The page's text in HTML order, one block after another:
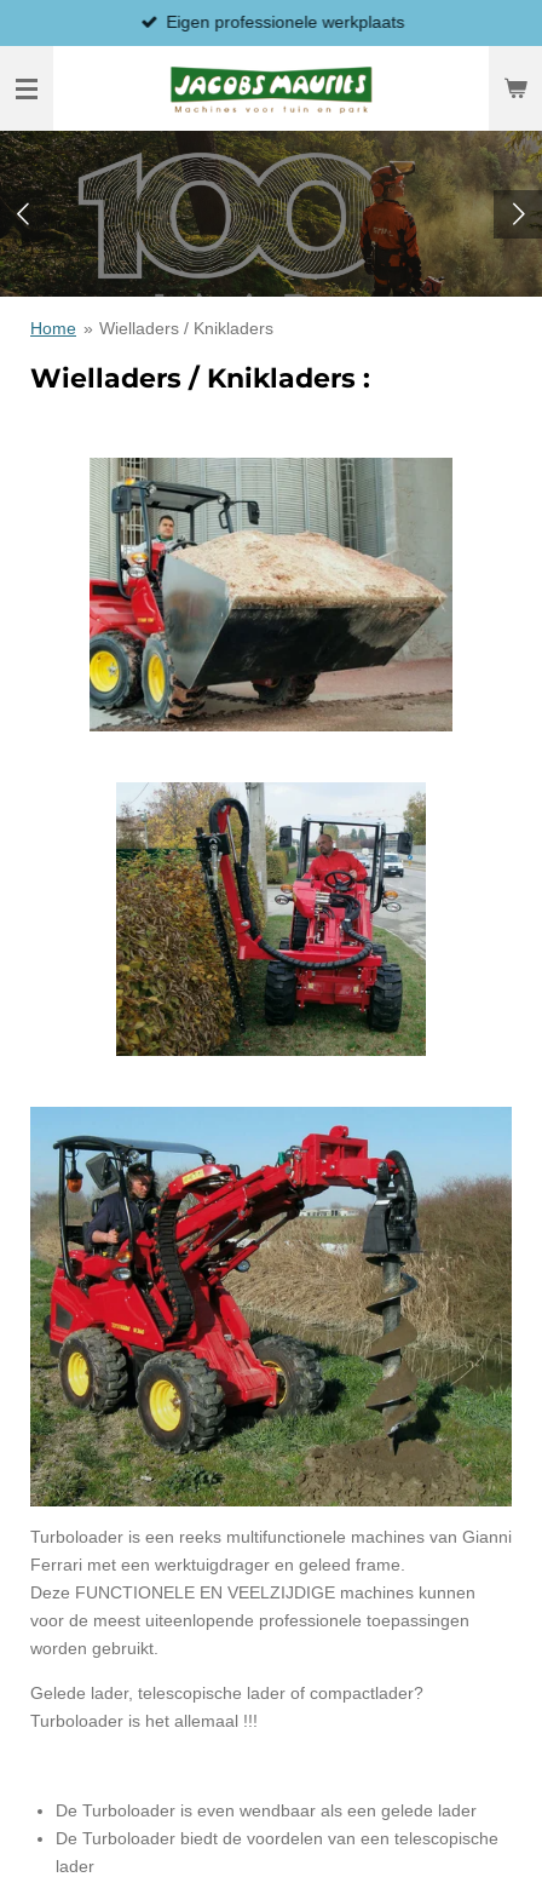
direct
naar
hoofdinhoud
Eigen professionele werkplaats
Home » Wielladers / Knikladers
Wielladers / Knikladers :
Turboloader is een reeks multifunctionele machines van Gianni
Ferrari met een werktuigdrager en geleed frame.
Deze FUNCTIONELE EN VEELZIJDIGE machines kunnen
voor de meest uiteenlopende professionele toepassingen
worden gebruikt.
Gelede lader, telescopische lader of compactlader?
Turboloader is het allemaal !!!
De Turboloader is even wendbaar als een gelede lader
De Turboloader biedt de voordelen van een telescopische
lader